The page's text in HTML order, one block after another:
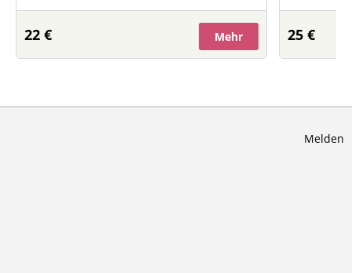
22 € Mehr 25 €
Melden